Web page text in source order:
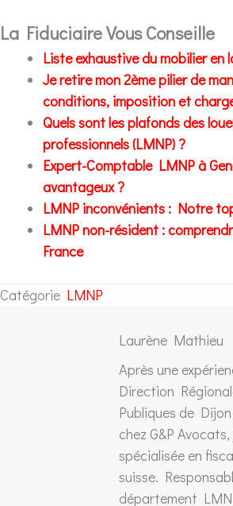
La Fiduciaire Vous Conseille
Liste exhaustive du mobilier en
Je retire mon 2ème pilier de
conditions, imposition et
Quels sont les plafonds des
professionnels (LMNP) ?
Expert-Comptable LMNP à
avantageux ?
LMNP inconvénients : Notre
LMNP non-résident :
France
Catégorie LMNP
Laurène Mathieu
Après une
Direction
Publiques de
chez G&P
spécialisée en
suisse.
département